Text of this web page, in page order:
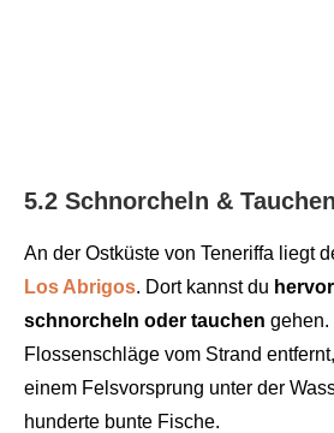
5.2 Schnorcheln &
An der Ostküste von Teneriffa liegt
Los Abrigos. Dort kannst du
schnorcheln oder tauchen gehen.
Flossenschläge vom Strand
einem Felsvorsprung unter der
hunderte bunte Fische.